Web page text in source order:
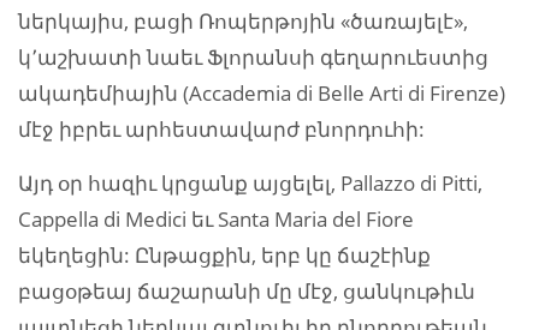
ներկայիս, բացի Ռոպերթոյին «ծառայելէ»,
կ՚աշխատի նաեւ Ֆլորանսի գեղարուեստից
ակադեմիային (Accademia di Belle Arti di Firenze)
մէջ իբրեւ արհեստավարժ բնորդուհի:
Այդ օր հազիւ կրցանք այցելել, Pallazzo di Pitti,
Cappella di Medici եւ Santa Maria del Fiore
եկեղեցին: Ընթացքին, երբ կը ճաշէինք
բացօթեայ ճաշարանի մը մէջ, ցանկութիւն